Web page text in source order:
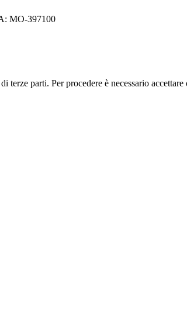
MO-397100
parti. Per procedere è necessario